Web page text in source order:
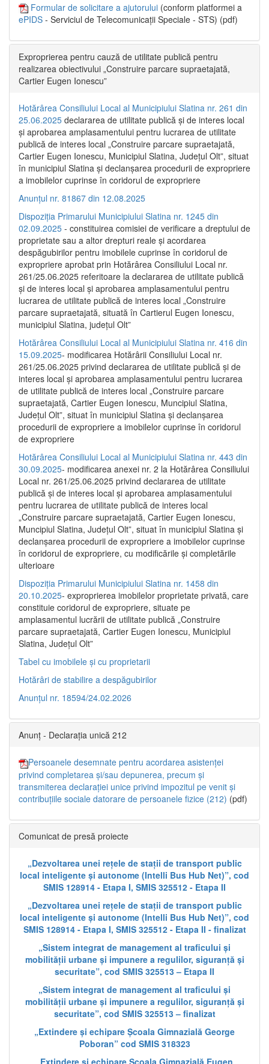
Formular de solicitare a ajutorului (conform platformei a
ePIDS - Serviciul de Telecomunicații Speciale - STS) (pdf)
Exproprierea pentru cauză de utilitate publică pentru
realizarea obiectivului „Construire parcare supraetajată,
Cartier Eugen Ionescu”
Hotărârea Consiliului Local al Municipiului Slatina nr. 261 din
25.06.2025 declararea de utilitate publică și de interes local
și aprobarea amplasamentului pentru lucrarea de utilitate
publică de interes local „Construire parcare supraetajată,
Cartier Eugen Ionescu, Municipiul Slatina, Județul Olt”, situat
în municipiul Slatina și declanșarea procedurii de expropriere
a imobilelor cuprinse în coridorul de expropriere
Anunțul nr. 81867 din 12.08.2025
Dispoziția Primarului Municipiului Slatina nr. 1245 din
02.09.2025 - constituirea comisiei de verificare a dreptului de
proprietate sau a altor drepturi reale și acordarea
despăgubirilor pentru imobilele cuprinse în coridorul de
expropriere aprobat prin Hotărârea Consiliului Local nr.
261/25.06.2025 referitoare la declararea de utilitate publică
și de interes local și aprobarea amplasamentului pentru
lucrarea de utilitate publică de interes local „Construire
parcare supraetajată, situată în Cartierul Eugen Ionescu,
municipiul Slatina, județul Olt”
Hotărârea Consiliului Local al Municipiului Slatina nr. 416 din
15.09.2025- modificarea Hotărârii Consiliului Local nr.
261/25.06.2025 privind declararea de utilitate publică și de
interes local și aprobarea amplasamentului pentru lucrarea
de utilitate publică de interes local „Construire parcare
supraetajată, Cartier Eugen Ionescu, Muncipiul Slatina,
Județul Olt”, situat în municipiul Slatina și declanșarea
procedurii de expropriere a imobilelor cuprinse în coridorul
de expropriere
Hotărârea Consiliului Local al Municipiului Slatina nr. 443 din
30.09.2025- modificarea anexei nr. 2 la Hotărârea Consiliului
Local nr. 261/25.06.2025 privind declararea de utilitate
publică şi de interes local şi aprobarea amplasamentului
pentru lucrarea de utilitate publică de interes local
„Construire parcare supraetajată, Cartier Eugen Ionescu,
Muncipiul Slatina, Judeţul Olt”, situat în municipiul Slatina şi
declanşarea procedurii de expropriere a imobilelor cuprinse
în coridorul de expropriere, cu modificările şi completările
ulterioare
Dispoziția Primarului Municipiului Slatina nr. 1458 din
20.10.2025- exproprierea imobilelor proprietate privată, care
constituie coridorul de expropriere, situate pe
amplasamentul lucrării de utilitate publică „Construire
parcare supraetajată, Cartier Eugen Ionescu, Municipiul
Slatina, Județul Olt”
Tabel cu imobilele și cu proprietarii
Hotărâri de stabilire a despăgubirilor
Anunțul nr. 18594/24.02.2026
Anunț - Declarația unică 212
Persoanele desemnate pentru acordarea asistenței
privind completarea și/sau depunerea, precum și
transmiterea declarației unice privind impozitul pe venit și
contribuțiile sociale datorare de persoanele fizice (212) (pdf)
Comunicat de presă proiecte
„Dezvoltarea unei rețele de stații de transport public
local inteligente și autonome (Intelli Bus Hub Net)”, cod
SMIS 128914 - Etapa I, SMIS 325512 - Etapa II
„Dezvoltarea unei rețele de stații de transport public
local inteligente și autonome (Intelli Bus Hub Net)”, cod
SMIS 128914 - Etapa I, SMIS 325512 - Etapa II - finalizat
„Sistem integrat de management al traficului și
mobilității urbane și impunere a regulilor, siguranță și
securitate”, cod SMIS 325513 – Etapa II
„Sistem integrat de management al traficului și
mobilității urbane și impunere a regulilor, siguranță și
securitate”, cod SMIS 325513 – finalizat
„Extindere și echipare Școala Gimnazială George
Poboran” cod SMIS 318323
„Extindere și echipare Școala Gimnazială Eugen